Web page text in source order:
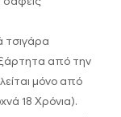
τσιγάρα
από την
μόνο από
18 Χρόνια).